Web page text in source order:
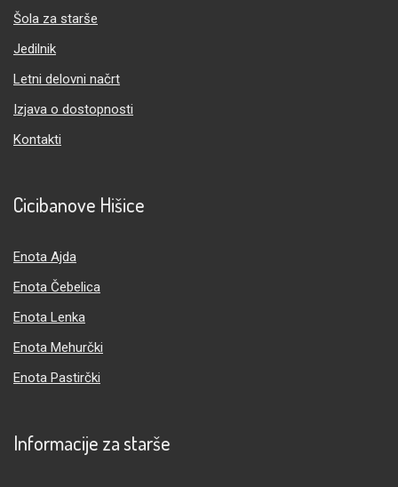
Šola za starše
Jedilnik
Letni delovni načrt
Izjava o dostopnosti
Kontakti
Cicibanove Hišice
Enota Ajda
Enota Čebelica
Enota Lenka
Enota Mehurčki
Enota Pastirčki
Informacije za starše